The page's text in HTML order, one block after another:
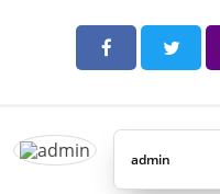
admin